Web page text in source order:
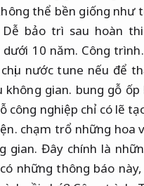
thể bền giống như
Dễ bảo trì sau hoàn
10 năm. Công trình.
chịu nước tune nếu để
không gian. bung gỗ
công nghiệp chỉ có lẽ
chạm trổ những hoa
gian. Đây chính là
có những thông báo này,